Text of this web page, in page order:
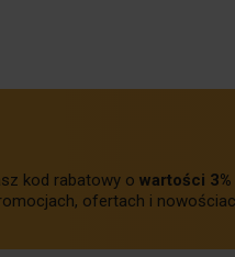
kod rabatowy o wartości 3%
ofertach i